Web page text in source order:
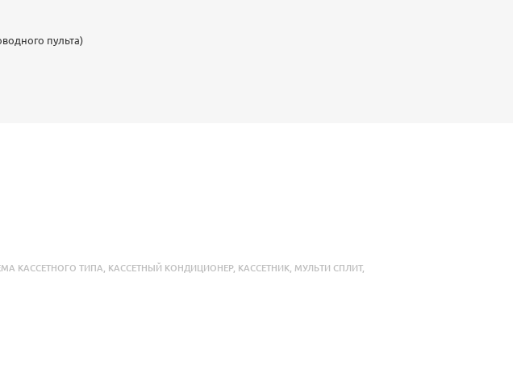
пульта)
КАССЕТНОГО ТИПА КАССЕТНЫЙ КОНДИЦИОНЕР, КАССЕТНИК МУЛЬТИ СПЛИТ,